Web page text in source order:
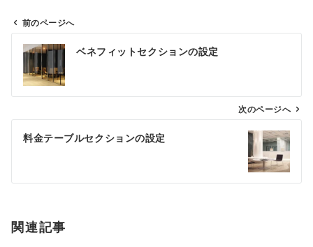
ビ
ン
前のページへ
ベネフィットセクションの設定
次のページへ
料金テーブルセクションの設定
関連記事